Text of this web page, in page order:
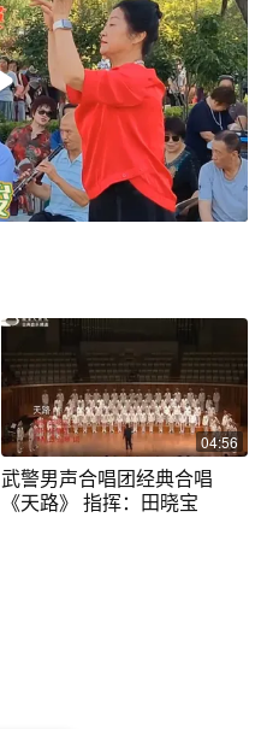
04:56
武警男声合唱团经典合唱
《天路》 指挥：田晓宝